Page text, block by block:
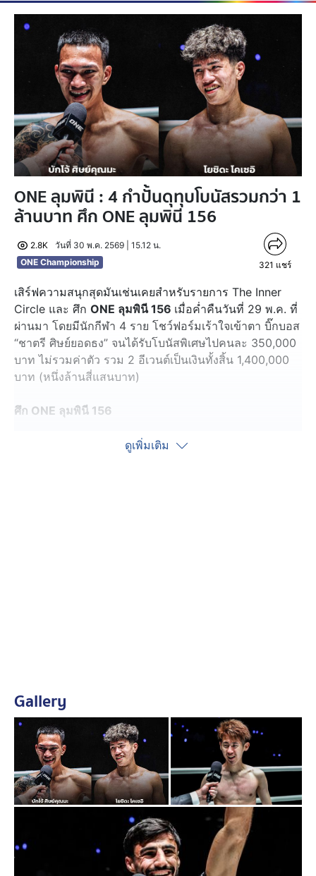
ONE ลุมพินี : 4 กำปั้นดุทุบโบนัสรวมกว่า 1
ล้านบาท ศึก ONE ลุมพินี 156
2.8K
วันที่ 30 พ.ค. 2569 | 15.12 น.
ONE Championship
321 แชร์
เสิร์ฟความสนุกสุดมันเช่นเคยสำหรับรายการ The Inner
Circle และ ศึก ONE ลุมพินี 156 เมื่อค่ำคืนวันที่ 29 พ.ค. ที่
ผ่านมา โดยมีนักกีฬา 4 ราย โชว์ฟอร์มเร้าใจเข้าตา บิ๊กบอส
“ชาตรี ศิษย์ยอดธง” จนได้รับโบนัสพิเศษไปคนละ 350,000
บาท ไม่รวมค่าตัว รวม 2 อีเวนต์เป็นเงินทั้งสิ้น 1,400,000
บาท (หนึ่งล้านสี่แสนบาท)
ศึก ONE ลุมพินี 156
รายแรกที่ได้รับโบนัสในการแข่งขันศึก ONE ลุมพินี 156
โยชิดะ โคเซอิ” วัย 20 ปี จากญี่ปุ่น ที่สานชัยต่อเนื่องได้ 4
ไฟต์ และเป็นการเอาชนะน็อกคู่ชกได้เป็นครั้งแรกใน
รายการ โดยช่วงชิงความเร็วในจังหวะแลกอาวุธ ประเคน
หมัดขวาเข้าเต็มคางนักชกหน้าใหม่ “ฮวาง เกอ ได” วัย 20
ปี จากเวียดนาม จนล้มทั้งยืนในยกที่ 3 ส่งให้เจ้าตัวรับโบนัส
เข้ากระเป๋ากลับบ้านครั้งแรก
ดูเพิ่มเติม
Gallery